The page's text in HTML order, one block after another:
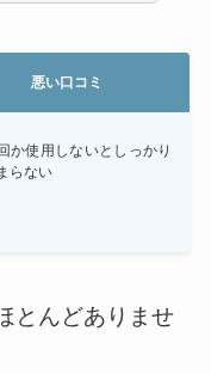
悪い口コミ
か使用しないとしっかり
らない
とんどありませ